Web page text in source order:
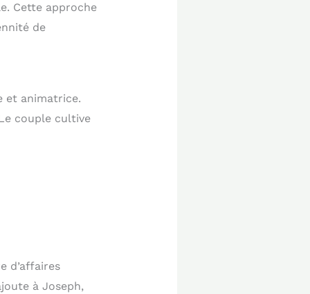
Cette approche
de
et animatrice.
couple cultive
d’affaires
à Joseph,